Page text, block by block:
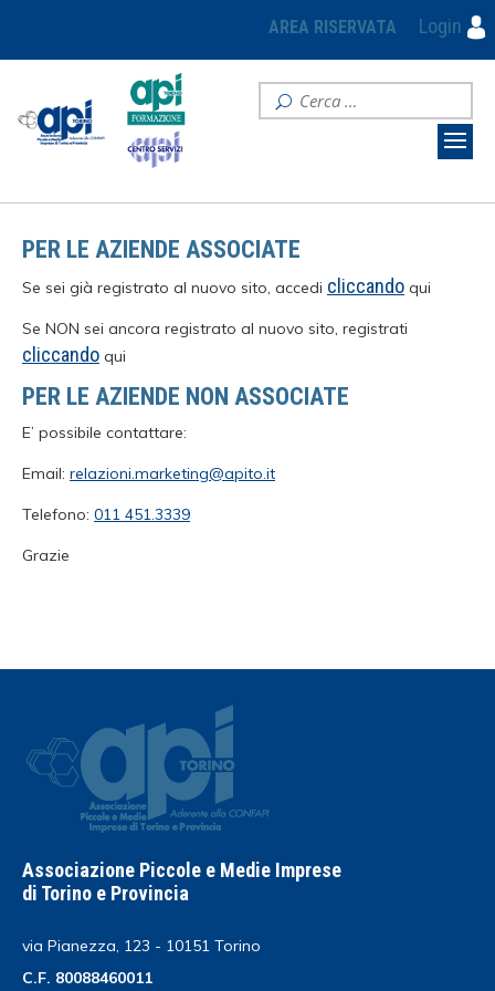
AREA RISERVATA Login
PER LE AZIENDE ASSOCIATE
Se sei già registrato al nuovo sito, accedi cliccando qui
Se NON sei ancora registrato al nuovo sito, registrati
cliccando qui
PER LE AZIENDE NON ASSOCIATE
E’ possibile contattare:
Email: relazioni.marketing@apito.it
Telefono: 011 451.3339
Grazie
Associazione Piccole e Medie Imprese
di Torino e Provincia
via Pianezza, 123 - 10151 Torino
C.F. 80088460011